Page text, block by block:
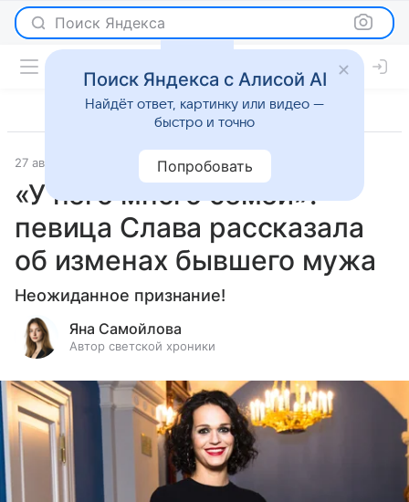
Поиск Яндекса
27 августа 2025 Светская жизнь
«У него много семей»:
певица Слава рассказала
об изменах бывшего мужа
Неожиданное признание!
Яна Самойлова
Автор светской хроники
Поиск Яндекса с Алисой AI
Найдёт ответ, картинку или видео —
быстро и точно
Попробовать